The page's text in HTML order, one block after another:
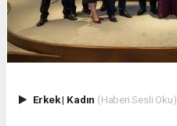
Erkek| Kadın (Haberi Sesli Oku)